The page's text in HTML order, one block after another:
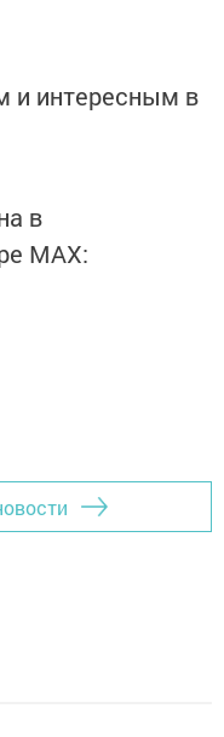
и интересным в
в
MАХ: